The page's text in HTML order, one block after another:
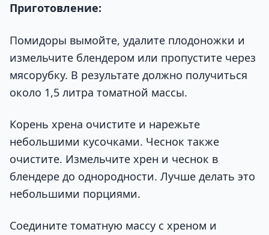
Приготовление:
Помидоры вымойте, удалите плодоножки и
измельчите блендером или пропустите через
мясорубку. В результате должно получиться
около 1,5 литра томатной массы.
Корень хрена очистите и нарежьте
небольшими кусочками. Чеснок также
очистите. Измельчите хрен и чеснок в
блендере до однородности. Лучше делать это
небольшими порциями.
Соедините томатную массу с хреном и